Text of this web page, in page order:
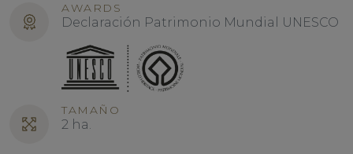
AWARDS
Declaración Patrimonio Mundial UNESCO
TAMAÑO
2 ha.